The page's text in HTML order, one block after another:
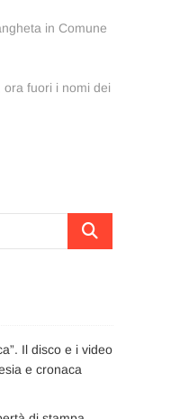
in Comune
ora fuori i nomi dei
Cerca
Il disco e i video
e cronaca